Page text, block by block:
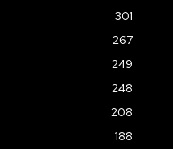
301
267
249
248
208
188